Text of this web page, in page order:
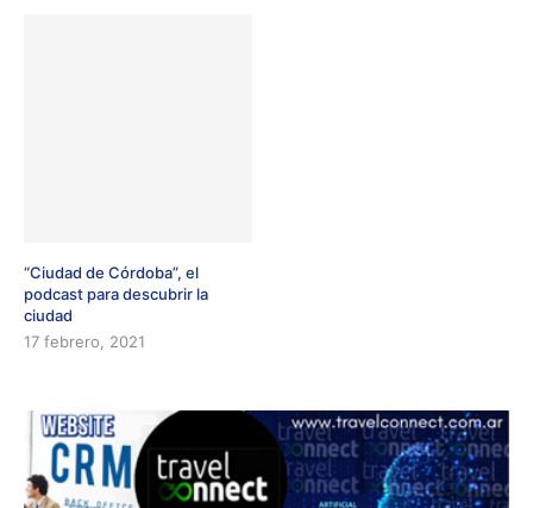
“Ciudad de Córdoba”, el
podcast para descubrir la
ciudad
17 febrero, 2021